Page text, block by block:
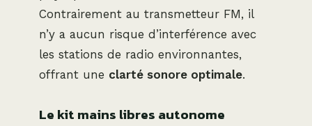
Contrairement au transmetteur FM, il
n’y a aucun risque d’interférence avec
les stations de radio environnantes,
offrant une clarté sonore optimale.
Le kit mains libres autonome